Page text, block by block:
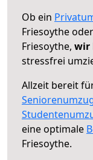
Ob ein
Friesoythe
Friesoythe, wir
stressfrei
Allzeit bereit
eine optimale
Friesoythe.